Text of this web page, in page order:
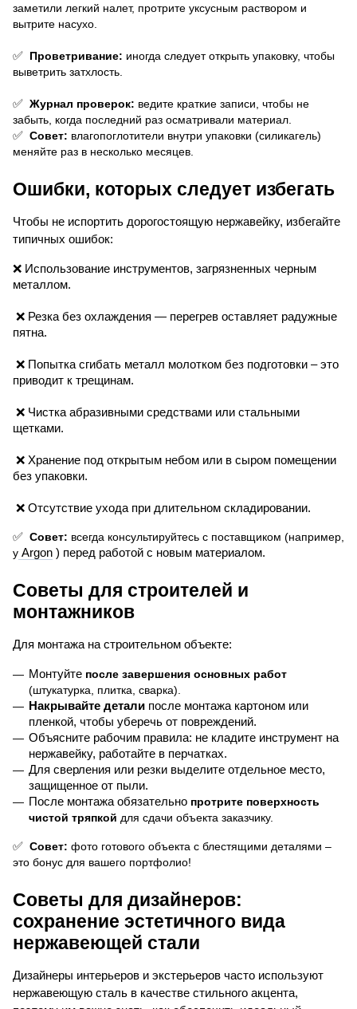
заметили легкий налет, протрите уксусным раствором и
вытрите насухо.
✅ Проветривание: иногда следует открыть упаковку, чтобы
выветрить затхлость.
✅ Журнал проверок: ведите краткие записи, чтобы не
забыть, когда последний раз осматривали материал.
✅ Совет: влагопоглотители внутри упаковки (силикагель)
меняйте раз в несколько месяцев.
Ошибки, которых следует избегать
Чтобы не испортить дорогостоящую нержавейку, избегайте
типичных ошибок:
❌ Использование инструментов, загрязненных черным
металлом.
❌ Резка без охлаждения — перегрев оставляет радужные
пятна.
❌ Попытка сгибать металл молотком без подготовки – это
приводит к трещинам.
❌ Чистка абразивными средствами или стальными
щетками.
❌ Хранение под открытым небом или в сыром помещении
без упаковки.
❌ Отсутствие ухода при длительном складировании.
✅ Совет: всегда консультируйтесь с поставщиком (например,
у Argon ) перед работой с новым материалом.
Советы для строителей и
монтажников
Для монтажа на строительном объекте:
Монтуйте после завершения основных работ
(штукатурка, плитка, сварка).
Накрывайте детали после монтажа картоном или
пленкой, чтобы уберечь от повреждений.
Объясните рабочим правила: не кладите инструмент на
нержавейку, работайте в перчатках.
Для сверления или резки выделите отдельное место,
защищенное от пыли.
После монтажа обязательно протрите поверхность
чистой тряпкой для сдачи объекта заказчику.
✅ Совет: фото готового объекта с блестящими деталями –
это бонус для вашего портфолио!
Советы для дизайнеров:
сохранение эстетичного вида
нержавеющей стали
Дизайнеры интерьеров и экстерьеров часто используют
нержавеющую сталь в качестве стильного акцента,